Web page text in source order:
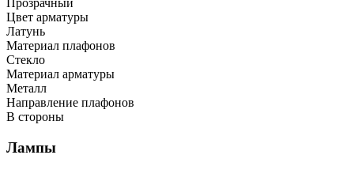
Прозрачный
Цвет арматуры
Латунь
Материал плафонов
Стекло
Материал арматуры
Металл
Направление плафонов
В стороны
Лампы